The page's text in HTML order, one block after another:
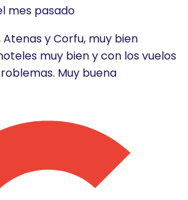
mes pasado
Atenas y Corfu, muy bien
muy bien y con los vuelos
Muy buena